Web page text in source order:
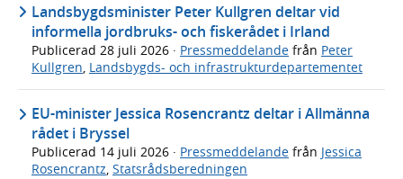
Landsbygdsminister Peter Kullgren deltar vid
informella jordbruks- och fiskerådet i Irland
Publicerad 28 juli 2026 · Pressmeddelande från Peter
Kullgren Landsbygds- och infrastrukturdepartementet
EU-minister Jessica Rosencrantz deltar i Allmänna
rådet i Bryssel
Publicerad 14 juli 2026 · Pressmeddelande från Jessica
Rosencrantz, Statsrådsberedningen